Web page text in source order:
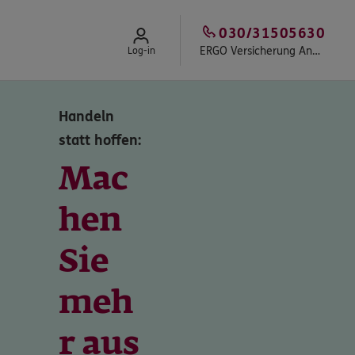
Log-in ERGO Versicherung Andreas Spiegel
030/31505630
Handeln
statt hoffen:
Mac
hen
Sie
meh
r aus